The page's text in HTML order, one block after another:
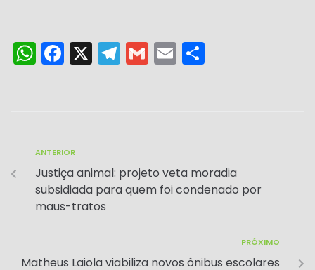
W
h
A
p
p
F
a
b
o
o
k
X T
el
m
G
m
E
m
ANTERIOR
Justiça animal: projeto veta moradia
subsidiada para quem foi condenado por
maus-tratos
PRÓXIMO
Matheus Laiola viabiliza novos ônibus escolares